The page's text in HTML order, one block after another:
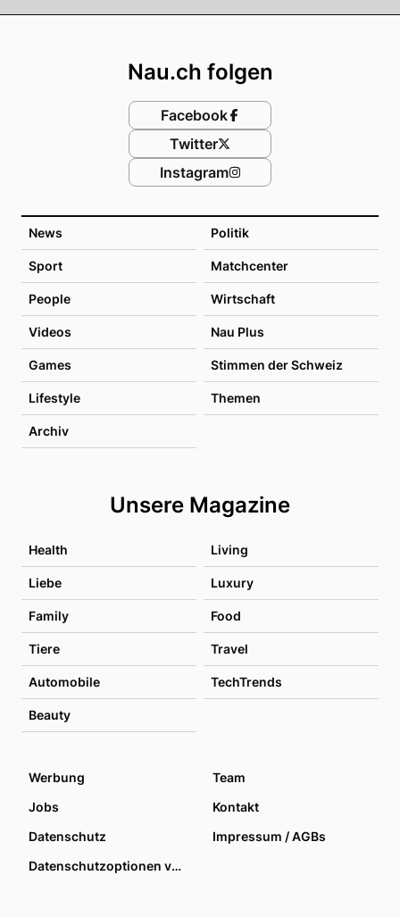
News Politik
Sport Matchcenter
People Wirtschaft
Videos Nau Plus
Games Stimmen der Schweiz
Lifestyle Themen
Archiv
Unsere Magazine
Health Living
Liebe Luxury
Family Food
Tiere Travel
Automobile TechTrends
Beauty
Nau.ch folgen
Facebook
Twitter
Instagram
Werbung
Team
Jobs
Kontakt
Datenschutz
Impressum / AGBs
Datenschutzoptionen verwalten